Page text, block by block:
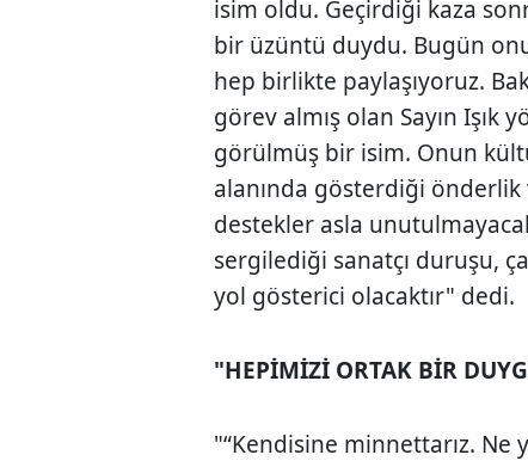
isim oldu. Geçirdiği kaza
bir üzüntü duydu. Bugün
hep birlikte paylaşıyoruz.
görev almış olan Sayın Işık
görülmüş bir isim. Onun
alanında gösterdiği
destekler asla
sergilediği sanatçı duruşu,
yol gösterici olacaktır" dedi.
"HEPİMİZİ ORTAK BİR
"“Kendisine minnettarız. Ne